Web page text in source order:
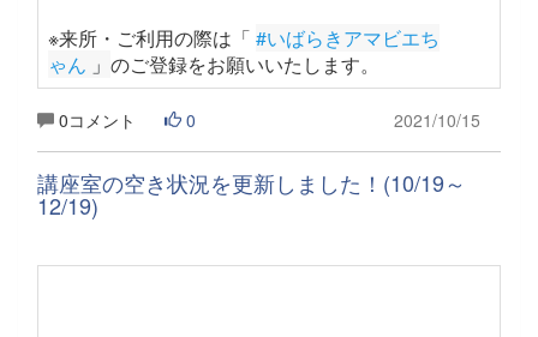
※来所・ご利用の際は「 #いばらきアマビエち
ゃん 」 のご登録をお願いいたします。
0コメント 0 2021/10/15
講座室の空き状況を更新しました！(10/19～
12/19)